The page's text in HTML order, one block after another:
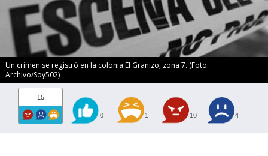
Un crimen se registró en la colonia El Granizo, zona 7. (Foto:
Archivo/Soy502)
15
0 1 10 4